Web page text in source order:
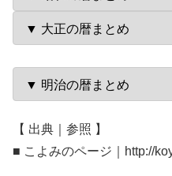
【 出典｜参照 】
■ こよみのページ｜http://